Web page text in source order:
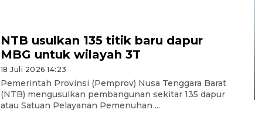
NTB usulkan 135 titik baru dapur
MBG untuk wilayah 3T
18 Juli 2026 14:23
Pemerintah Provinsi (Pemprov) Nusa Tenggara Barat
(NTB) mengusulkan pembangunan sekitar 135 dapur
atau Satuan Pelayanan Pemenuhan ...
Optimalkan aset negara,
Bulog luncurkan kawasan
bisnis di Pontianak
22 Juli 2026 17:09